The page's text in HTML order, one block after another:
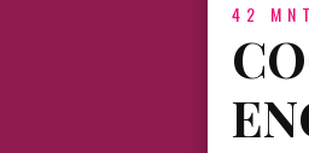
42 MNT